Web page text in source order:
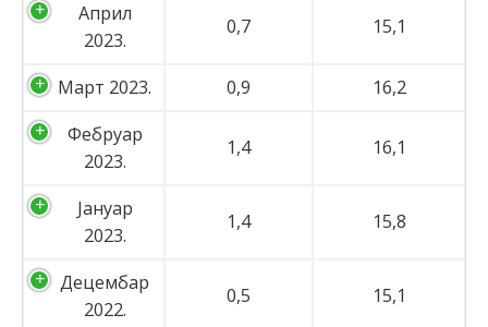
Април
2023.
0,7 15,1
Март 2023. 0,9
16,2
Фебруар
2023.
1,4 16,1
Јануар
2023.
1,4 15,8
Децембар
2022.
0,5 15,1